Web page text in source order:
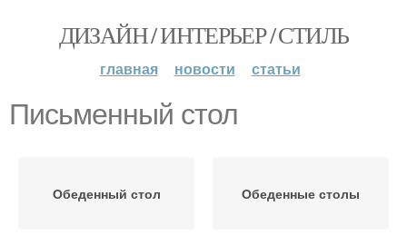
ДИЗАЙН / ИНТЕРЬЕР / СТИЛЬ
главная новости статьи
Письменный стол
Обеденный стол Обеденные столы